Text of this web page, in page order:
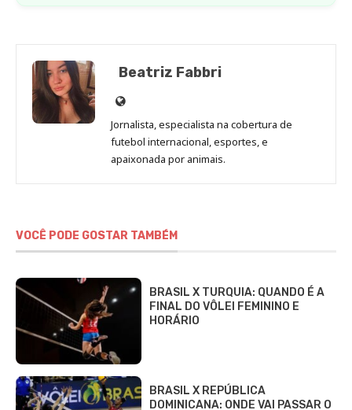
Beatriz Fabbri
Site
de
Beatriz
Fabbri
Jornalista, especialista na cobertura de
futebol internacional, esportes, e
apaixonada por animais.
VOCÊ PODE GOSTAR TAMBÉM
BRASIL X TURQUIA: QUANDO É A
FINAL DO VÔLEI FEMININO E
HORÁRIO
BRASIL X REPÚBLICA
DOMINICANA: ONDE VAI PASSAR O